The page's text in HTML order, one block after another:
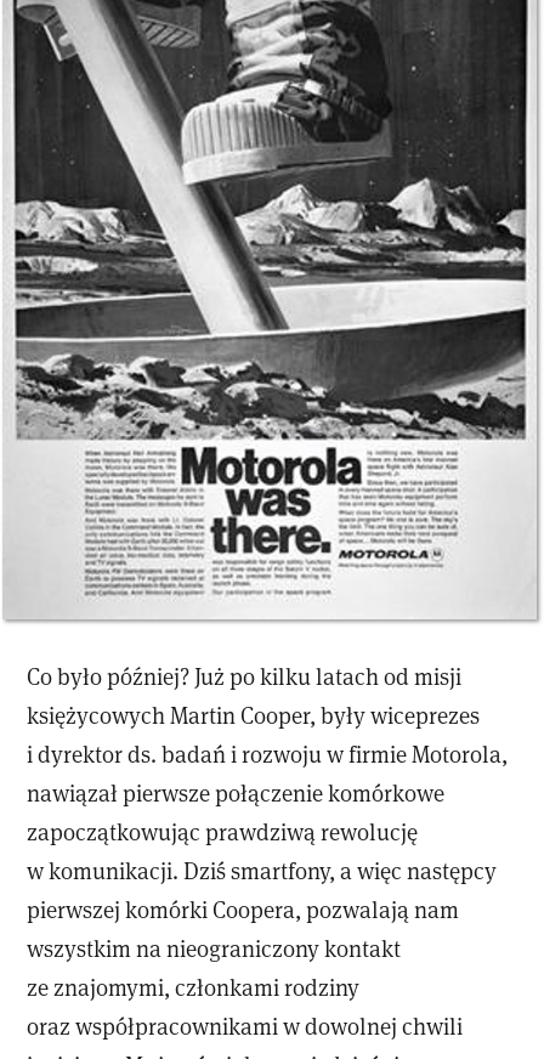
Co było później? Już po kilku latach od misji
księżycowych Martin Cooper, były wiceprezes
i dyrektor ds. badań i rozwoju w firmie Motorola,
nawiązał pierwsze połączenie komórkowe
zapoczątkowując prawdziwą rewolucję
w komunikacji. Dziś smartfony, a więc następcy
pierwszej komórki Coopera, pozwalają nam
wszystkim na nieograniczony kontakt
ze znajomymi, członkami rodziny
oraz współpracownikami w dowolnej chwili